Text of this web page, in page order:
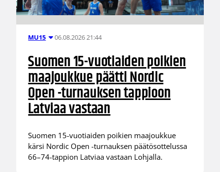
MU15 06.08.2026 21:44
Suomen 15-vuotiaiden poikien
maajoukkue päätti Nordic
Open -turnauksen tappioon
Latviaa vastaan
Suomen 15-vuotiaiden poikien maajoukkue
kärsi Nordic Open -turnauksen päätösottelussa
66–74-tappion Latviaa vastaan Lohjalla.